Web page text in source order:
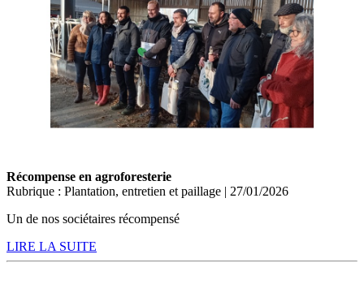
Récompense en agroforesterie
Rubrique : Plantation, entretien et paillage | 27/01/2026
Un de nos sociétaires récompensé
LIRE LA SUITE